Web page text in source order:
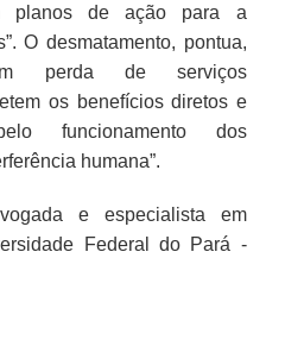
planos de ação para a
O desmatamento, pontua,
perda de serviços
os benefícios diretos e
funcionamento dos
humana”.
e especialista em
Federal do Pará -